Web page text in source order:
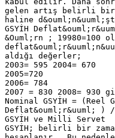
gelen artış belirli bir
haline
GSYİH
&Ouml;rn ; 19980=100
aldığı değerler;
2003= 595 2004= 670
2005=720
2006= 784
2007 = 830 2008= 930
Nominal GSYİH = (Reel
Deflat&ouml;r&uuml; ) /
GSYİH ve Milli Servet
GSYİH; belirli bir